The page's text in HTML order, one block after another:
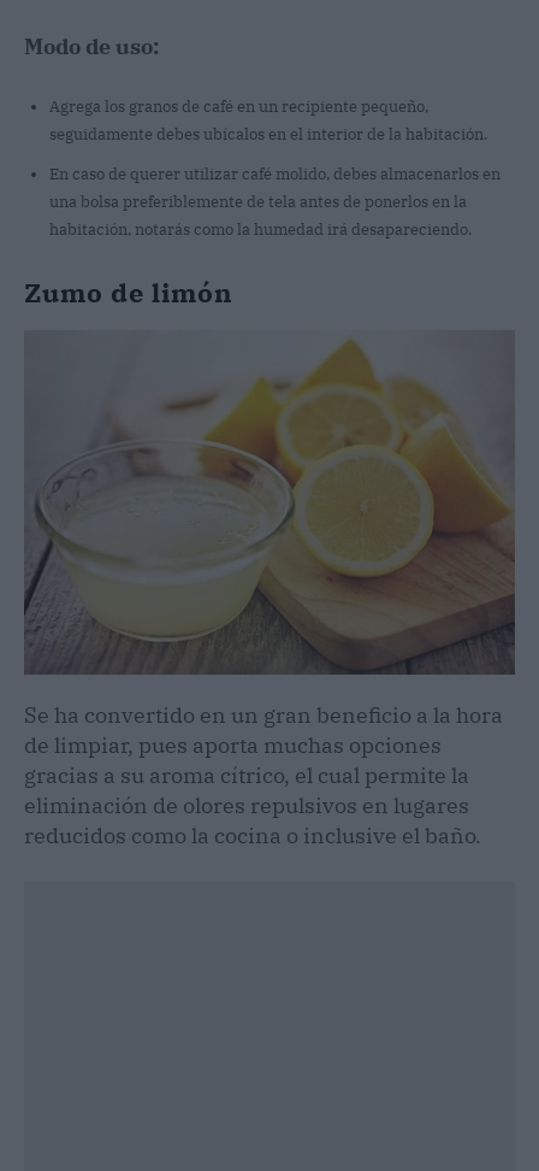
Modo de uso:
Agrega los granos de café en un recipiente pequeño,
seguidamente debes ubícalos en el interior de la habitación.
En caso de querer utilizar café molido, debes almacenarlos en
una bolsa preferiblemente de tela antes de ponerlos en la
habitación, notarás como la humedad irá desapareciendo.
Zumo de limón
Se ha convertido en un gran beneficio a la hora
de limpiar, pues aporta muchas opciones
gracias a su aroma cítrico, el cual permite la
eliminación de olores repulsivos en lugares
reducidos como la cocina o inclusive el baño.